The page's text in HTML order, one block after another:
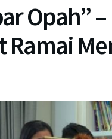
Opah”
Ramai